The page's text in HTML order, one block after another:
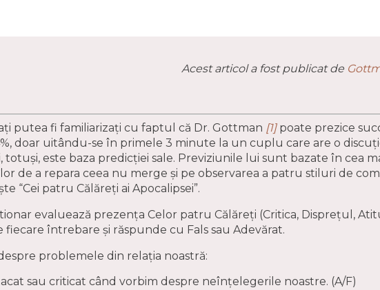
Acest articol a fost publicat de
putea fi familiarizați cu faptul că Dr. Gottman [1]poate prezice
doar uitându-se în primele 3 minute la un cuplu care are o
totuși, este baza predicției sale. Previziunile lui sunt bazate în cea
de a repara ceea nu merge și pe observarea a patru stiluri de
“Cei patru Călăreți ai Apocalipsei”.
evaluează prezența Celor patru Călăreți (Critica, Disprețul,
fiecare întrebare și răspunde cu Fals sau Adevărat.
problemele din relația noastră:
sau criticat când vorbim despre neînțelegerile noastre. (A/F)